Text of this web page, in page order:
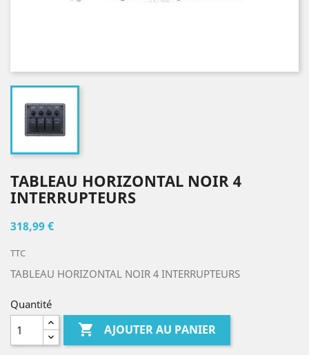
TABLEAU HORIZONTAL NOIR 4
INTERRUPTEURS
318,99 €
TTC
TABLEAU HORIZONTAL NOIR 4 INTERRUPTEURS
Quantité
 AJOUTER AU PANIER